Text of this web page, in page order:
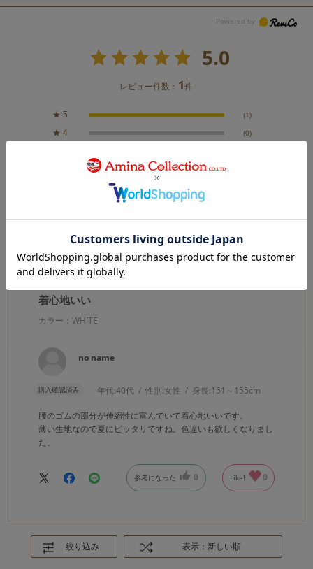
5.0
レビュー件数： 1件
★ 5 (1)
★ 4 (0)
絞り込み 表示：新しい順
着心地いい
カラー：WHITE
no name
購入確認済み 年代:40代 性別:女性 身長:151～155cm
腰のゴムの部分が伸縮性に富んでいて着心地いいです。
薄い生地なので夏にピッタリですね。色違いも欲しくなりまし
た。
参考になった 0 Like! 0
絞り込み 表示：新しい順